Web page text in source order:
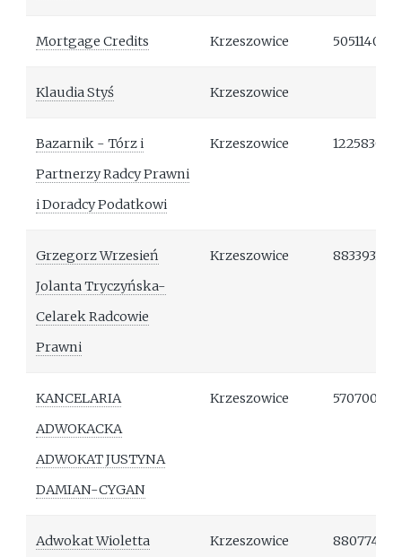
Mortgage Credits Krzeszowice 505114008
Klaudia Styś Krzeszowice
Bazarnik - Tórz i
Partnerzy Radcy Prawni
i Doradcy Podatkowi
Krzeszowice 122583042
Grzegorz Wrzesień
Jolanta Tryczyńska-
Celarek Radcowie
Prawni
Krzeszowice 883393167
KANCELARIA
ADWOKACKA
ADWOKAT JUSTYNA
DAMIAN-CYGAN
Krzeszowice 570700693
Adwokat Wioletta
Krzeszowice 880774713